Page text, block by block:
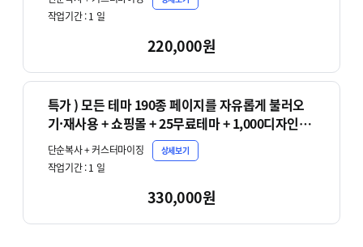
작업기간 :1 일
220,000원
특가 ) 모든 테마 190종 페이지를 자유롭게 불러오
기·재사용 + 쇼핑몰 + 25무료테마 + 1,000디자인
패턴
단순복사 + 커스터마이징 상세보기
작업기간 :1 일
330,000원